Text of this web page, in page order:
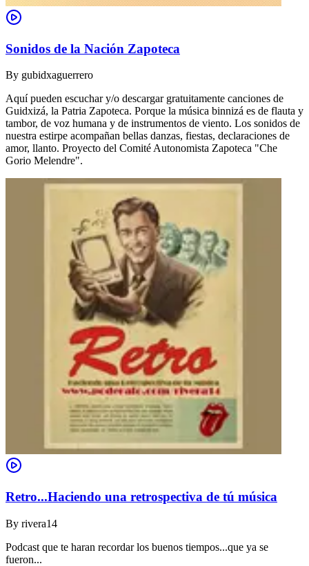
Sonidos de la Nación Zapoteca
By gubidxaguerrero
Aquí pueden escuchar y/o descargar gratuitamente canciones de
Guidxizá, la Patria Zapoteca. Porque la música binnizá es de flauta y
tambor, de voz humana y de instrumentos de viento. Los sonidos de
nuestra estirpe acompañan bellas danzas, fiestas, declaraciones de
amor, llanto. Proyecto del Comité Autonomista Zapoteca "Che
Gorio Melendre".
Retro...Haciendo una retrospectiva de tú música
By rivera14
Podcast que te haran recordar los buenos tiempos...que ya se
fueron...